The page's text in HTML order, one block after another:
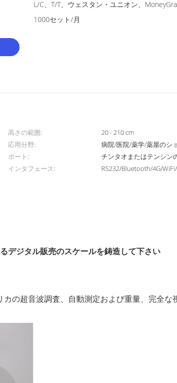
L/C、T/T、ウェスタン・ユニオン、
1000セット/月
高さの範囲:
20 - 210 cm
応用分野:
病院/医院/薬学/薬屋のシ
ポート:
チンタオまたはテンシン
インタフェース:
RS232/Bluetooth/4G/
デジタル販売のスケールを鋳造して下さい
の超音波調査、自動測定および重量、完